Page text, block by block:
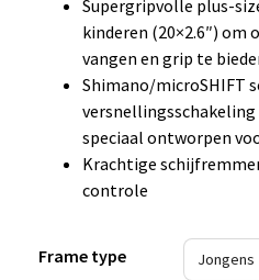
Supergripvolle plus-
kinderen (20×2.6″) om
vangen en grip te
Shimano/microSHIFT
speciaal ontworpen
Krachtige
controle
Frame type